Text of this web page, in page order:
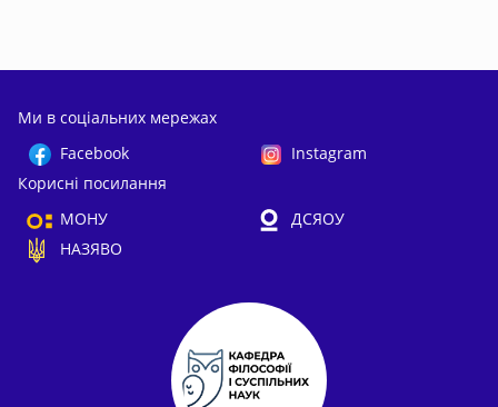
Ми в соціальних мережах
Facebook
Instagram
Корисні посилання
МОНУ
ДСЯОУ
НАЗЯВО